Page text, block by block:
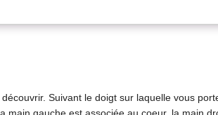
Suivant le doigt sur laquelle vous
main gauche est associée au coeur, la main